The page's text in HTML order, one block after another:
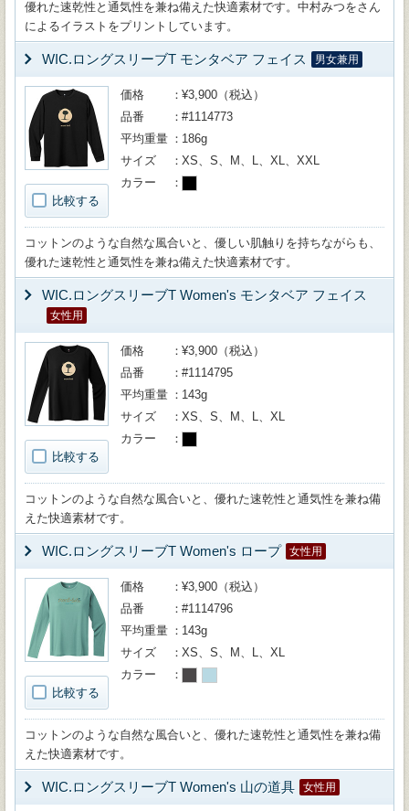
優れた速乾性と通気性を兼ね備えた快適素材です。中村みつをさん
によるイラストをプリントしています。
WIC.ロングスリーブT モンタベア フェイス 男女兼用
比較する
価格
¥3,900（税込）
品番
#1114773
平均重量
186g
サイズ
XS、S、M、L、XL、XXL
カラー
コットンのような自然な風合いと、優しい肌触りを持ちながらも、
優れた速乾性と通気性を兼ね備えた快適素材です。
WIC.ロングスリーブT Women's モンタベア フェイス
女性用
比較する
価格
¥3,900（税込）
品番
#1114795
平均重量
143g
サイズ
XS、S、M、L、XL
カラー
コットンのような自然な風合いと、優れた速乾性と通気性を兼ね備
えた快適素材です。
WIC.ロングスリーブT Women's ロープ 女性用
比較する
価格
¥3,900（税込）
品番
#1114796
平均重量
143g
サイズ
XS、S、M、L、XL
カラー
コットンのような自然な風合いと、優れた速乾性と通気性を兼ね備
えた快適素材です。
WIC.ロングスリーブT Women's 山の道具 女性用